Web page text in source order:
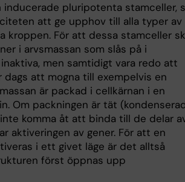
inducerade pluripotenta stamceller,
att ge upphov till alla typer av
kroppen. För att dessa stamceller
i arvsmassan som slås på i
men samtidigt vara redo att
att mogna till exempelvis en
är packad i cellkärnan i en
Om packningen är tät
komma åt att binda till de delar
aktiveringen av gener. För att en
i ett givet läge är det alltså
först öppnas upp